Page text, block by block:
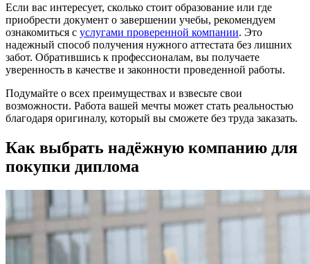
Если вас интересует, сколько стоит образование или где
приобрести документ о завершении учебы, рекомендуем
ознакомиться с услугами проверенной компании. Это
надежный способ получения нужного аттестата без лишних
забот. Обратившись к профессионалам, вы получаете
уверенность в качестве и законности проведенной работы.
Подумайте о всех преимуществах и взвесьте свои
возможности. Работа вашей мечты может стать реальностью
благодаря оригиналу, который вы сможете без труда заказать.
Как выбрать надёжную компанию для
покупки диплома